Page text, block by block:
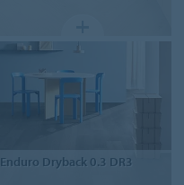
Enduro Dryback 0.3 DR3